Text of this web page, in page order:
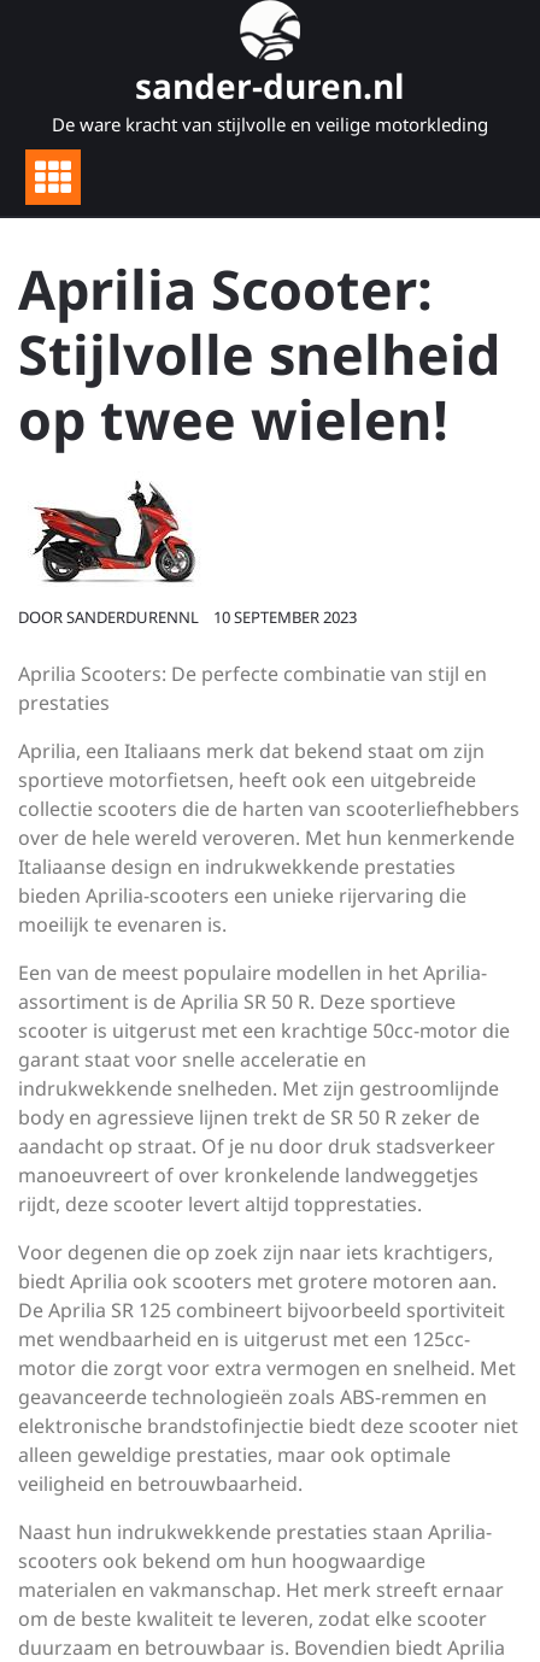
sander-duren.nl
De ware kracht van stijlvolle en veilige motorkleding
Aprilia Scooter:
Stijlvolle snelheid
op twee wielen!
DOORSANDERDURENNL 10 SEPTEMBER 2023
Aprilia Scooters: De perfecte combinatie van stijl en
prestaties
Aprilia, een Italiaans merk dat bekend staat om zijn
sportieve motorfietsen, heeft ook een uitgebreide
collectie scooters die de harten van scooterliefhebbers
over de hele wereld veroveren. Met hun kenmerkende
Italiaanse design en indrukwekkende prestaties
bieden Aprilia-scooters een unieke rijervaring die
moeilijk te evenaren is.
Een van de meest populaire modellen in het Aprilia-
assortiment is de Aprilia SR 50 R. Deze sportieve
scooter is uitgerust met een krachtige 50cc-motor die
garant staat voor snelle acceleratie en
indrukwekkende snelheden. Met zijn gestroomlijnde
body en agressieve lijnen trekt de SR 50 R zeker de
aandacht op straat. Of je nu door druk stadsverkeer
manoeuvreert of over kronkelende landweggetjes
rijdt, deze scooter levert altijd topprestaties.
Voor degenen die op zoek zijn naar iets krachtigers,
biedt Aprilia ook scooters met grotere motoren aan.
De Aprilia SR 125 combineert bijvoorbeeld sportiviteit
met wendbaarheid en is uitgerust met een 125cc-
motor die zorgt voor extra vermogen en snelheid. Met
geavanceerde technologieën zoals ABS-remmen en
elektronische brandstofinjectie biedt deze scooter niet
alleen geweldige prestaties, maar ook optimale
veiligheid en betrouwbaarheid.
Naast hun indrukwekkende prestaties staan Aprilia-
scooters ook bekend om hun hoogwaardige
materialen en vakmanschap. Het merk streeft ernaar
om de beste kwaliteit te leveren, zodat elke scooter
duurzaam en betrouwbaar is. Bovendien biedt Aprilia